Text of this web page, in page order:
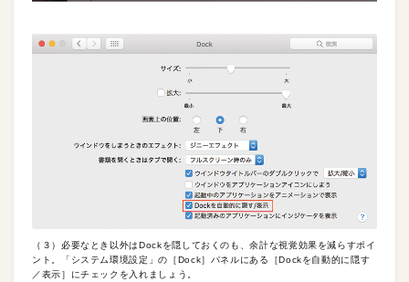
（３）必要なとき以外はDockを隠しておくのも、余計な視覚効果を減らすポイ
ント。「システム環境設定」の［Dock］パネルにある［Dockを自動的に隠す
／表示］にチェックを入れましょう。